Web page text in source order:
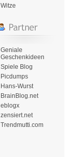
Witze
Geniale
Geschenkideen
Spiele Blog
Picdumps
Hans-Wurst
BrainBlog.net
eblogx
zensiert.net
Trendmutti.com